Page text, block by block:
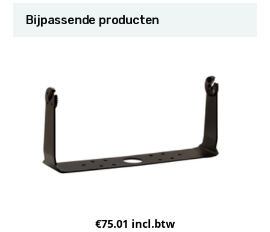
Bijpassende producten
€75.01 incl.btw